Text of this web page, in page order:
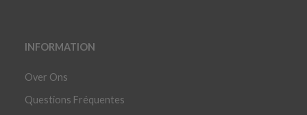
INFORMATION
Over Ons
Questions Fréquentes